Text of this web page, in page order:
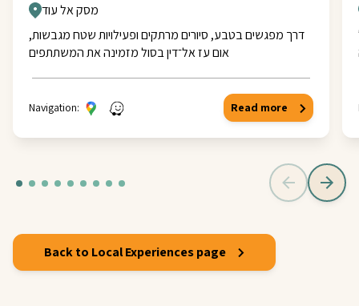
מסק אל עוד
דרך מפגשים בטבע, סיורים מרתקים ופעילויות שטח מגבשות,
אום עז אל־דין בסול מזמינה את המשתתפים
Navigation: Read more
Back to Local Experiences page